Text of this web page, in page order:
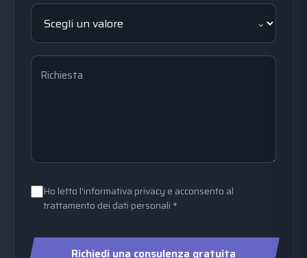
Richiesta
Ho letto l'informativa privacy e acconsento al
trattamento dei dati personali *
Richiedi una consulenza gratuita